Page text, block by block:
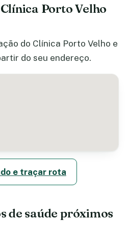
Porto Velho
do Clínica Porto Velho e
do seu endereço.
e traçar rota
de saúde próximos